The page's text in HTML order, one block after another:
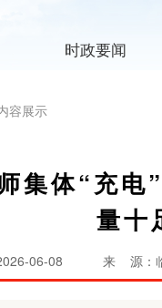
时政要闻
容展示
集体“充电
量十
06-08 来 源：